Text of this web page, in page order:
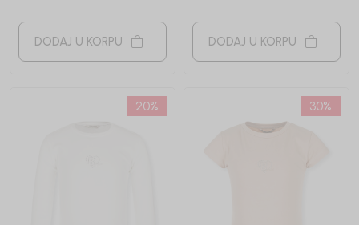
DODAJ U KORPU DODAJ U KORPU
20% 30%